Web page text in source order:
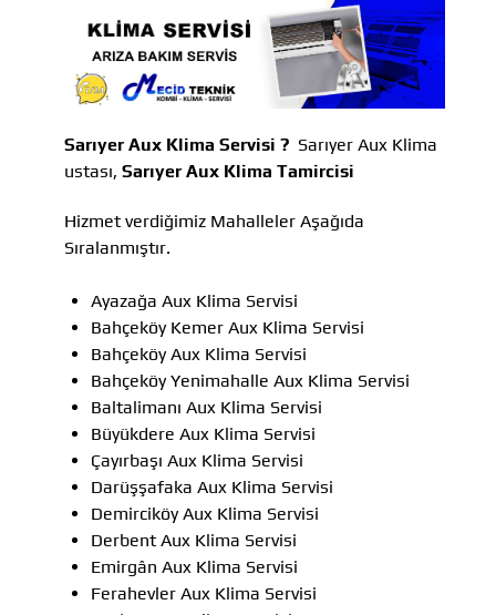
Sarıyer Aux Klima Servisi ? Sarıyer Aux Klima
ustası, Sarıyer Aux Klima Tamircisi
Hizmet verdiğimiz Mahalleler Aşağıda
Sıralanmıştır.
Ayazağa Aux Klima Servisi
Bahçeköy Kemer Aux Klima Servisi
Bahçeköy Aux Klima Servisi
Bahçeköy Yenimahalle Aux Klima Servisi
Baltalimanı Aux Klima Servisi
Büyükdere Aux Klima Servisi
Çayırbaşı Aux Klima Servisi
Darüşşafaka Aux Klima Servisi
Demirciköy Aux Klima Servisi
Derbent Aux Klima Servisi
Emirgân Aux Klima Servisi
Ferahevler Aux Klima Servisi